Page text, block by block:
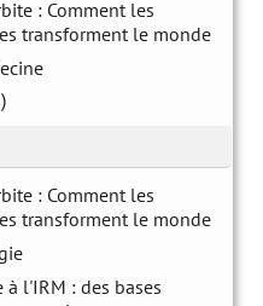
: Comment les
transforment le monde
: Comment les
transforment le monde
l'IRM : des bases